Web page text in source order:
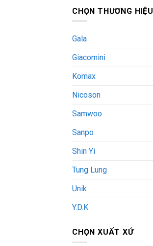
CHỌN THƯƠNG HIỆU
Gala
Giacomini
Komax
Nicoson
Samwoo
Sanpo
Shin Yi
Tung Lung
Unik
Y.D.K
CHỌN XUẤT XỨ